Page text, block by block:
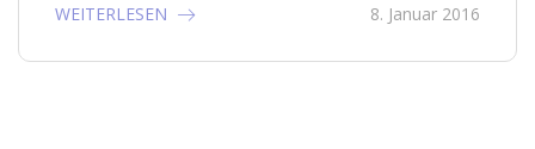
WEITERLESEN 8. Januar 2016